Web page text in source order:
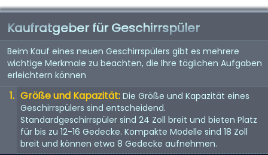
Kaufratgeber für Geschirrspüler
Beim Kauf eines neuen Geschirrspülers gibt es mehrere
wichtige Merkmale zu beachten, die Ihre täglichen Aufgaben
erleichtern können
Größe und Kapazität: Die Größe und Kapazität eines
Geschirrspülers sind entscheidend.
Standardgeschirrspüler sind 24 Zoll breit und bieten Platz
für bis zu 12-16 Gedecke. Kompakte Modelle sind 18 Zoll
breit und können etwa 8 Gedecke aufnehmen.